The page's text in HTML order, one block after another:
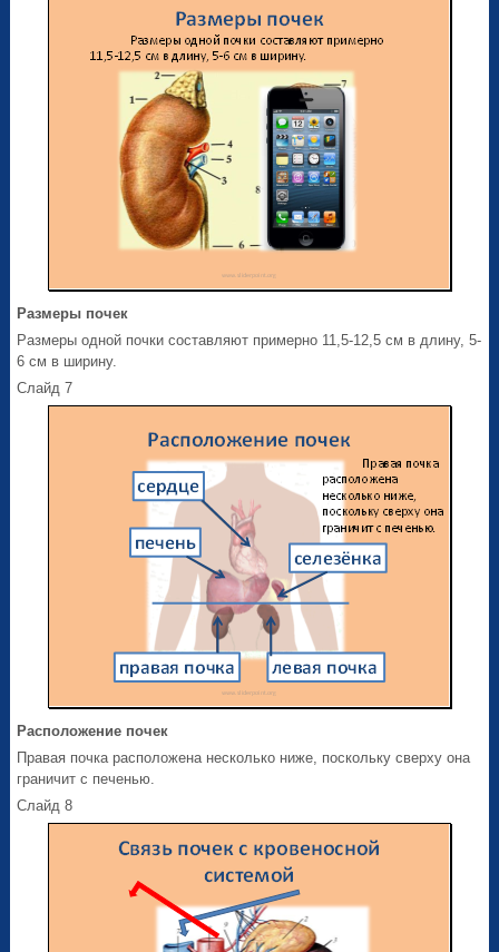
Размеры почек
Размеры одной почки составляют примерно 11,5-12,5 см в длину, 5-
6 см в ширину.
Слайд 7
Расположение почек
Правая почка расположена несколько ниже, поскольку сверху она
граничит с печенью.
Слайд 8